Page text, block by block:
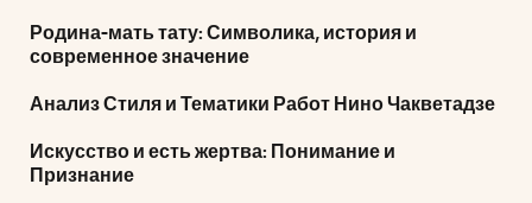
Родина-мать тату: Символика, история и
современное значение
Анализ Стиля и Тематики Работ Нино Чакветадзе
Искусство и есть жертва: Понимание и
Признание